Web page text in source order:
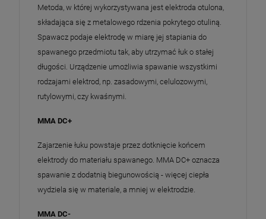
Metoda, w której wykorzystywana jest elektroda otulona,
składająca się z metalowego rdzenia pokrytego otuliną.
Spawacz podaje elektrodę w miarę jej stapiania do
spawanego przedmiotu tak, aby utrzymać łuk o stałej
długości. Urządzenie umożliwia spawanie wszystkimi
rodzajami elektrod, np. zasadowymi, celulozowymi,
rutylowymi, czy kwaśnymi.
MMA DC+
Zajarzenie łuku powstaje przez dotknięcie końcem
elektrody do materiału spawanego. MMA DC+ oznacza
spawanie z dodatnią biegunowością - więcej ciepła
wydziela się w materiale, a mniej w elektrodzie.
MMA DC-